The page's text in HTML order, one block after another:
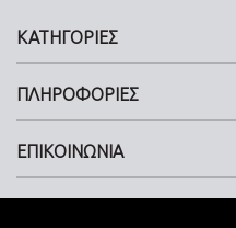
ΚΑΤΗΓΟΡΙΕΣ
ΠΛΗΡΟΦΟΡΙΕΣ
ΕΠΙΚΟΙΝΩΝΙΑ